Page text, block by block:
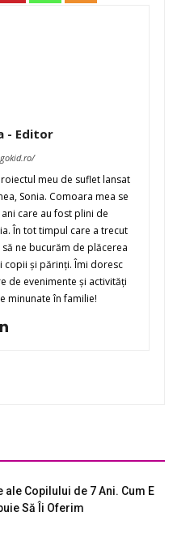
- Editor
meu de suflet lansat
Sonia. Comoara mea se
care au fost plini de
În tot timpul care a trecut
ne bucurăm de plăcerea
copii şi părinţi. Îmi doresc
de evenimente şi activităţi
minunate în familie!
ale Copilului de 7 Ani. Cum E
Să Îi Oferim